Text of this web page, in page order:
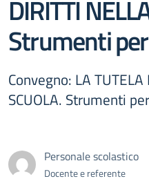
DIRITTI
Strumenti
Convegno: LA TUTELA
SCUOLA. Strumenti
Personale scolastico
Docente e referente